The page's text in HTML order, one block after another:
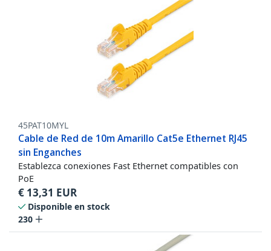
45PAT10MYL
Cable de Red de 10m Amarillo Cat5e Ethernet RJ45
sin Enganches
Establezca conexiones Fast Ethernet compatibles con
PoE
€ 13,31 EUR
Disponible en stock
230